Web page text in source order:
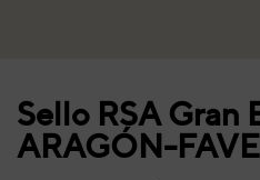
Sello RSA Gran
ARAGÓN-